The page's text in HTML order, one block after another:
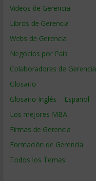
Videos de Gerencia
Libros de Gerencia
Webs de Gerencia
Negocios por País
Colaboradores de Gerencia
Glosario
Glosario Inglés – Español
Los mejores MBA
Firmas de Gerencia
Formación de Gerencia
Todos los Temas